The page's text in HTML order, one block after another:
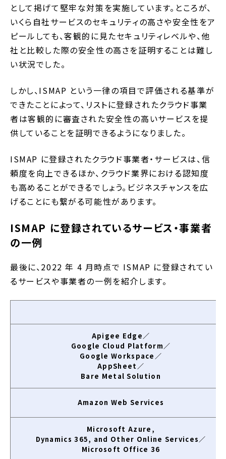
として掲げて堅牢な対策を実施しています。ところが、
いくら自社サービスのセキュリティの高さや安全性をア
ピールしても、客観的に見たセキュリティレベルや、他
社と比較した際の安全性の高さを証明することは難し
い状況でした。
しかし、ISMAP という一律の項目で評価される基準が
できたことによって、リストに登録されたクラウド事業
者は客観的に審査された安全性の高いサービスを提
供していることを証明できるようになりました。
ISMAP に登録されたクラウド事業者・サービスは、信
頼度を向上できるほか、クラウド業界における認知度
も高めることができるでしょう。ビジネスチャンスを広
げることにも繋がる可能性があります。
ISMAP に登録されているサービス・事業者
の一例
最後に、2022 年 4 月時点で ISMAP に登録されてい
るサービスや事業者の一例を紹介します。
Apigee Edge／
Google Cloud Platform／
Google Workspace／
AppSheet／
Bare Metal Solution
Amazon Web Services
Microsoft Azure,
Dynamics 365, and Other Online Services／
Microsoft Office 36